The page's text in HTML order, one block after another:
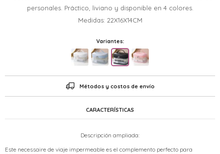
personales. Práctico, liviano y disponible en 4 colores.
Medidas: 22X16X14CM
Variantes:
Métodos y costos de envío
CARACTERÍSTICAS
Descripción ampliada:
Este necessaire de viaje impermeable es el complemento perfecto para